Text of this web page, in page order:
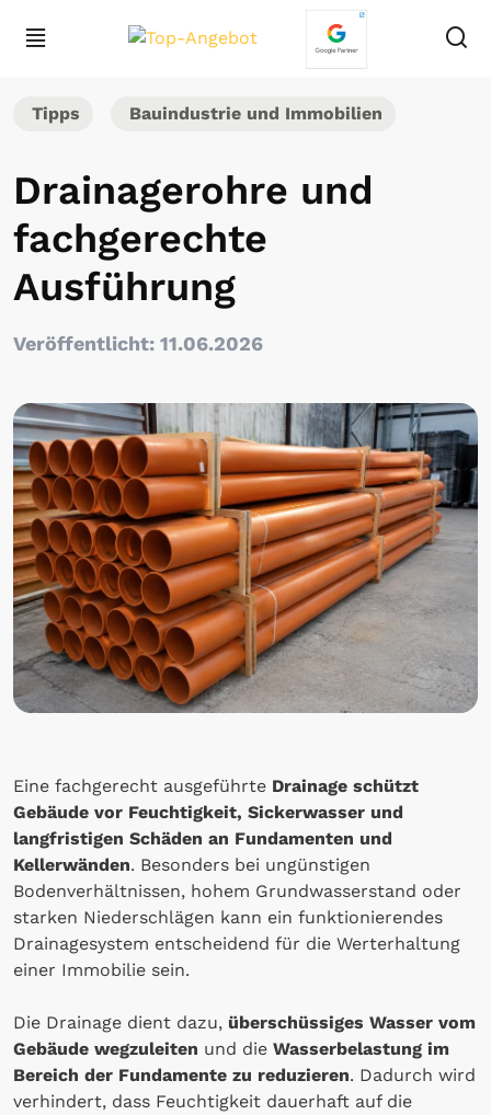
Tipps Bauindustrie und Immobilien
Drainagerohre und
fachgerechte
Ausführung
Veröffentlicht: 11.06.2026
Eine fachgerecht ausgeführte Drainage schützt
Gebäude vor Feuchtigkeit, Sickerwasser und
langfristigen Schäden an Fundamenten und
Kellerwänden. Besonders bei ungünstigen
Bodenverhältnissen, hohem Grundwasserstand oder
starken Niederschlägen kann ein funktionierendes
Drainagesystem entscheidend für die Werterhaltung
einer Immobilie sein.
Die Drainage dient dazu, überschüssiges Wasser vom
Gebäude wegzuleiten und die Wasserbelastung im
Bereich der Fundamente zu reduzieren. Dadurch wird
verhindert, dass Feuchtigkeit dauerhaft auf die